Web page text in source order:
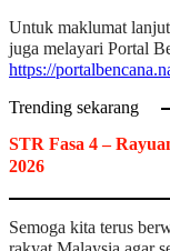
Untuk maklumat
juga melayari Portal
https://
Trending sekarang
STR Fasa 4 –
2026
Semoga kita terus